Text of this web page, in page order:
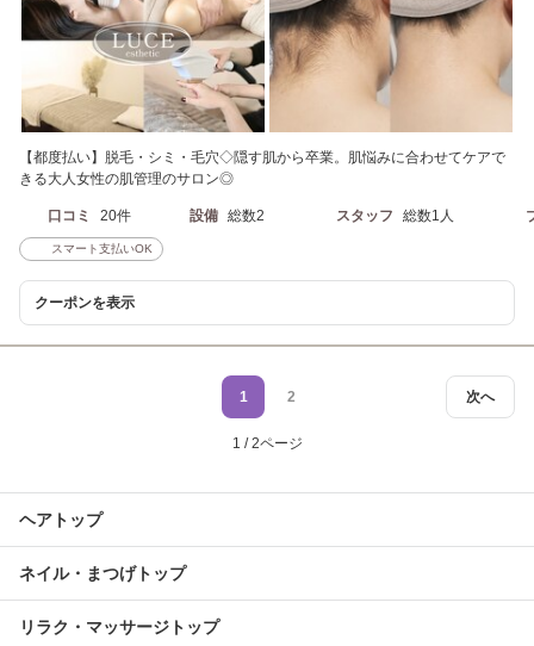
【都度払い】脱毛・シミ・毛穴◇隠す肌から卒業。肌悩みに合わせてケアで
きる大人女性の肌管理のサロン◎
口コミ 20件 設備 総数2 スタッフ 総数1人
スマート支払いOK
クーポンを表示
次へ
1 2
1 / 2ページ
ヘアトップ
ネイル・まつげトップ
リラク・マッサージトップ